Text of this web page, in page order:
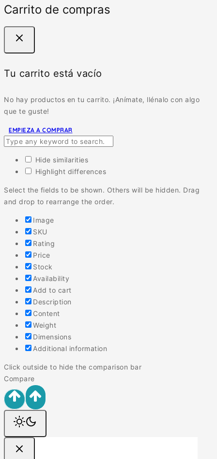
Carrito de compras
Tu carrito está vacío
No hay productos en tu carrito. ¡Anímate, llénalo con algo
que te guste!
EMPIEZA A COMPRAR
Hide similarities
Highlight differences
Select the fields to be shown. Others will be hidden. Drag
and drop to rearrange the order.
Image
SKU
Rating
Price
Stock
Availability
Add to cart
Description
Content
Weight
Dimensions
Additional information
Click outside to hide the comparison bar
Compare